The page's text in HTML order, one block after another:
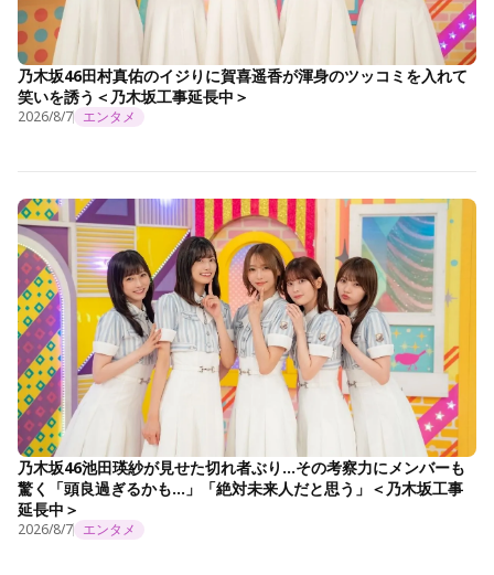
乃木坂46田村真佑のイジりに賀喜遥香が渾身のツッコミを入れて
笑いを誘う＜乃木坂工事延長中＞
2026/8/7 エンタメ
乃木坂46池田瑛紗が見せた切れ者ぶり…その考察力にメンバーも
驚く「頭良過ぎるかも…」「絶対未来人だと思う」＜乃木坂工事
延長中＞
2026/8/7 エンタメ